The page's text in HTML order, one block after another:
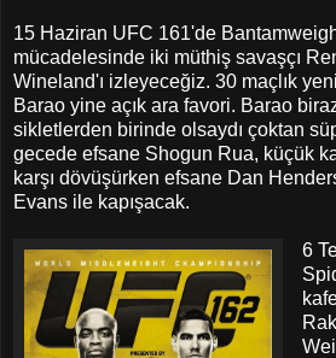
15 Haziran UFC 161'de
mücadelesinde iki müthiş savaşçı
Wineland'ı izleyeceğiz. 30 maçlık
Barao yine açık ara favori. Barao
sikletlerden birinde olsaydı çoktan
gecede efsane Shogun Rua, küçük
karşı dövüşürken efsane Dan
Evans ile kapışacak.
6